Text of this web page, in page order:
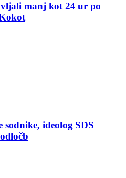
manj kot 24 ur po
ideolog SDS